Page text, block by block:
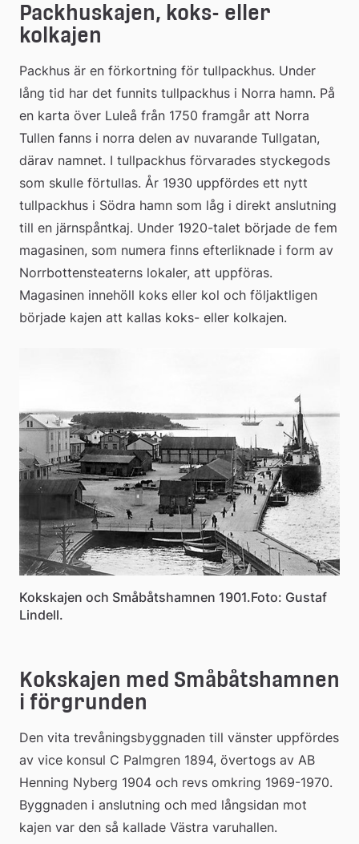
Packhuskajen, koks- eller
kolkajen
Packhus är en förkortning för tullpackhus. Under
lång tid har det funnits tullpackhus i Norra hamn. På
en karta över Luleå från 1750 framgår att Norra
Tullen fanns i norra delen av nuvarande Tullgatan,
därav namnet. I tullpackhus förvarades styckegods
som skulle förtullas. År 1930 uppfördes ett nytt
tullpackhus i Södra hamn som låg i direkt anslutning
till en järnspåntkaj. Under 1920-talet började de fem
magasinen, som numera finns efterliknade i form av
Norrbottensteaterns lokaler, att uppföras.
Magasinen innehöll koks eller kol och följaktligen
började kajen att kallas koks- eller kolkajen.
Kokskajen och Småbåtshamnen 1901.Foto: Gustaf
Lindell.
Kokskajen med Småbåtshamnen
i förgrunden
Den vita trevåningsbyggnaden till vänster uppfördes
av vice konsul C Palmgren 1894, övertogs av AB
Henning Nyberg 1904 och revs omkring 1969-1970.
Byggnaden i anslutning och med långsidan mot
kajen var den så kallade Västra varuhallen.